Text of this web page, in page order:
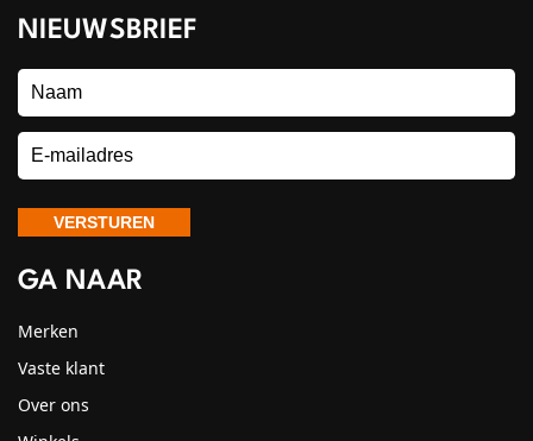
NIEUWSBRIEF
GA NAAR
Merken
Vaste klant
Over ons